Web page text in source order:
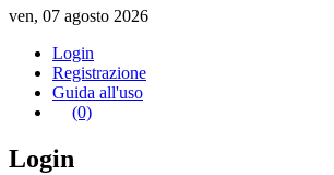
ven, 07 agosto 2026
Login
Registrazione
Guida all'uso
(0)
Login